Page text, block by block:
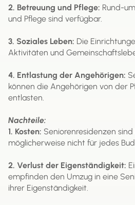
2. Betreuung und Pflege: Rund-
und Pflege sind verfügbar.
3. Soziales Leben: Die
Aktivitäten und
4. Entlastung der Angehörigen:
können die Angehörigen von der
entlasten.
Nachteile:
1. Kosten: Seniorenresidenzen
möglicherweise nicht für jedes
2. Verlust der Eigenständigkeit:
empfinden den Umzug in eine
ihrer Eigenständigkeit.